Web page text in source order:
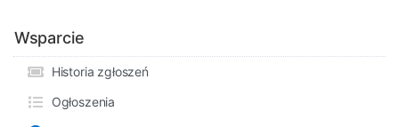
Wsparcie
Historia zgłoszeń
Ogłoszenia